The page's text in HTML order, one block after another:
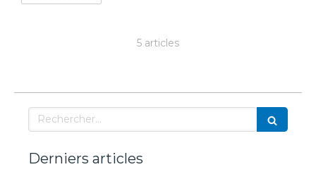
5 articles
Rechercher
Derniers articles